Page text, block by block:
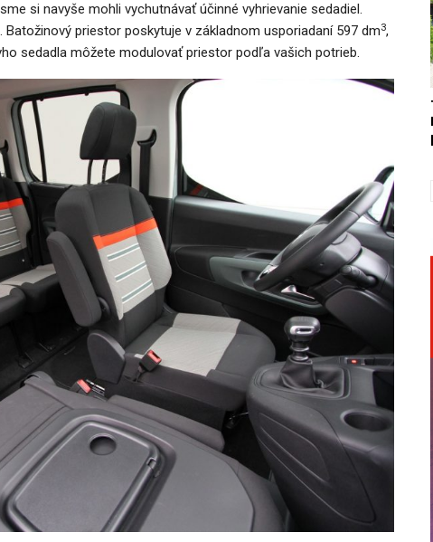
si navyše mohli vychutnávať účinné vyhrievanie sedadiel.
priestor poskytuje v základnom usporiadaní 597 dm3,
sedadla môžete modulovať priestor podľa vašich potrieb.